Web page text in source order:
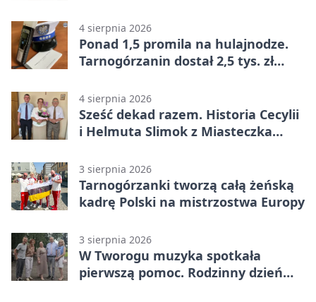
4 sierpnia 2026
Ponad 1,5 promila na hulajnodze.
Tarnogórzanin dostał 2,5 tys. zł
4 sierpnia 2026
Sześć dekad razem. Historia Cecylii
i Helmuta Slimok z Miasteczka
3 sierpnia 2026
Tarnogórzanki tworzą całą żeńską
kadrę Polski na mistrzostwa Europy
3 sierpnia 2026
W Tworogu muzyka spotkała
pierwszą pomoc. Rodzinny dzień